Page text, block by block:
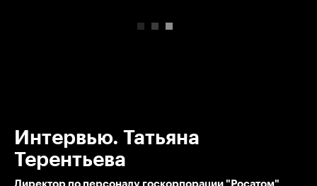
Интервью. Татьяна
Терентьева
Директор по персоналу госкорпорации "Росатом"